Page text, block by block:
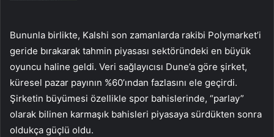
Bununla birlikte, Kalshi son zamanlarda rakibi Polymarket’i
geride bırakarak tahmin piyasası sektöründeki en büyük
oyuncu haline geldi. Veri sağlayıcısı Dune’a göre şirket,
küresel pazar payının %60’ından fazlasını ele geçirdi.
Şirketin büyümesi özellikle spor bahislerinde, “parlay”
olarak bilinen karmaşık bahisleri piyasaya sürdükten sonra
oldukça güçlü oldu.